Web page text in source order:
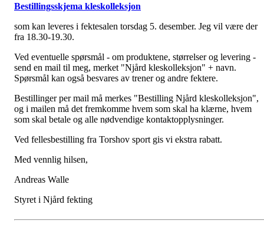
Bestillingsskjema kleskolleksjon
som kan leveres i fektesalen torsdag 5. desember. Jeg vil være der
fra 18.30-19.30.
Ved eventuelle spørsmål - om produktene, størrelser og levering -
send en mail til meg, merket "Njård kleskolleksjon" + navn.
Spørsmål kan også besvares av trener og andre fektere.
Bestillinger per mail må merkes "Bestilling Njård kleskolleksjon",
og i mailen må det fremkomme hvem som skal ha klærne, hvem
som skal betale og alle nødvendige kontaktopplysninger.
Ved fellesbestilling fra Torshov sport gis vi ekstra rabatt.
Med vennlig hilsen,
Andreas Walle
Styret i Njård fekting